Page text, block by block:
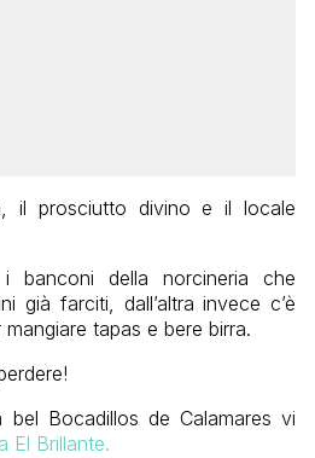
il prosciutto divino e il locale
della norcineria che
già farciti, dall’altra invece c’è
tapas e bere birra.
bel Bocadillos de Calamares vi
El Brillante.